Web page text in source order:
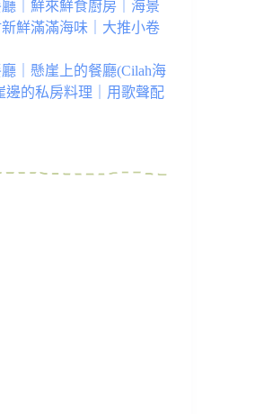
｜鮮來鮮食廚房｜海景
鮮滿滿海味｜大推小卷
｜懸崖上的餐廳(Cilah海
邊的私房料理｜用歌聲配